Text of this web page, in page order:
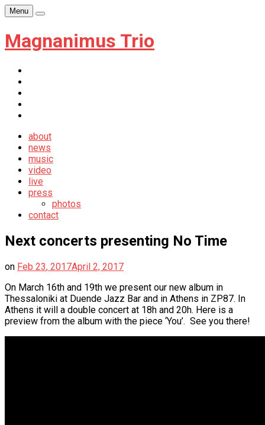
Skip
to
content
Menu
Player
Magnanimus Trio
about
news
music
video
live
press
photos
contact
Next concerts presenting No Time
on Feb 23, 2017April 2, 2017
On March 16th and 19th we present our new album in
Thessaloniki at Duende Jazz Bar and in Athens in ZP87. In
Athens it will a double concert at 18h and 20h. Here is a
preview from the album with the piece ‘You’. See you there!